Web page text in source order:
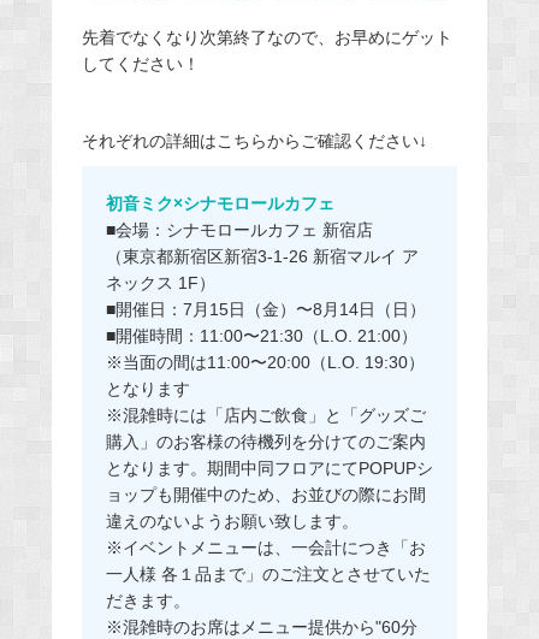
先着でなくなり次第終了なので、お早めにゲット
してください！
それぞれの詳細はこちらからご確認ください↓
初音ミク×シナモロールカフェ
■会場：シナモロールカフェ 新宿店
（東京都新宿区新宿3-1-26 新宿マルイ ア
ネックス 1F）
■開催日：7月15日（金）〜8月14日（日）
■開催時間：11:00〜21:30（L.O. 21:00）
※当面の間は11:00〜20:00（L.O. 19:30）
となります
※混雑時には「店内ご飲食」と「グッズご
購入」のお客様の待機列を分けてのご案内
となります。期間中同フロアにてPOPUPシ
ョップも開催中のため、お並びの際にお間
違えのないようお願い致します。
※イベントメニューは、一会計につき「お
一人様 各１品まで」のご注文とさせていた
だきます。
※混雑時のお席はメニュー提供から"60分